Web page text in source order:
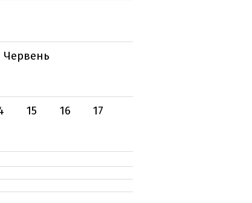
Червень
15 16
17